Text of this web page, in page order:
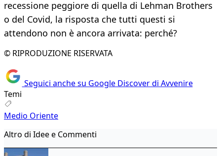
recessione peggiore di quella di Lehman Brothers
o del Covid, la risposta che tutti questi si
attendono non è ancora arrivata: perché?
© RIPRODUZIONE RISERVATA
Seguici anche su Google Discover di Avvenire
Temi
Medio Oriente
Altro di Idee e Commenti